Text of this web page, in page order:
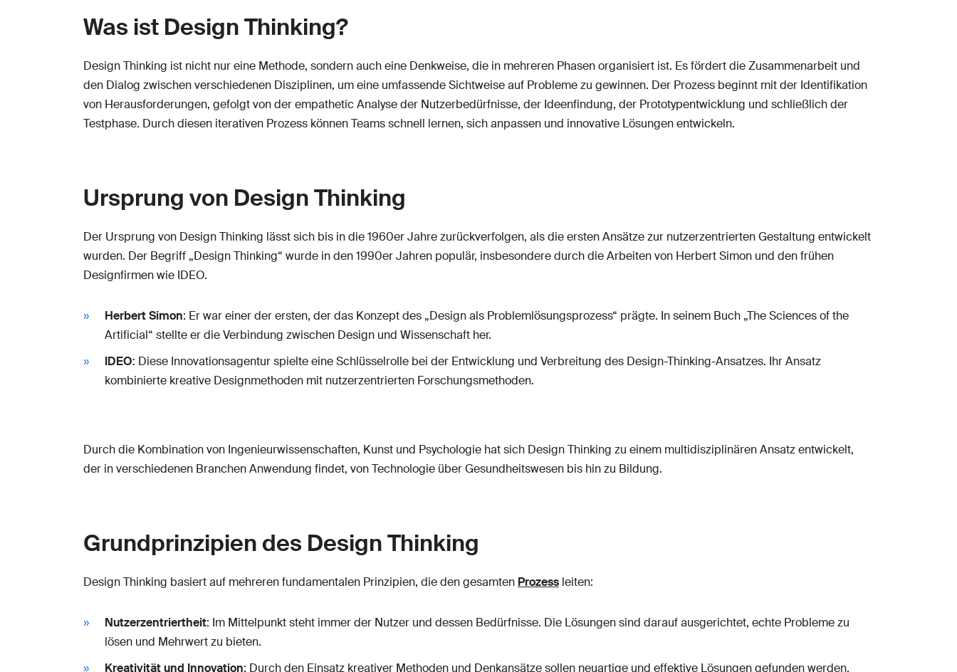
Was ist Design Thinking?
Design Thinking ist nicht nur eine Methode, sondern auch eine Denkweise, die in mehreren Phasen organisiert ist. Es fördert die Zusammenarbeit und
den Dialog zwischen verschiedenen Disziplinen, um eine umfassende Sichtweise auf Probleme zu gewinnen. Der Prozess beginnt mit der Identifikation
von Herausforderungen, gefolgt von der empathetic Analyse der Nutzerbedürfnisse, der Ideenfindung, der Prototypentwicklung und schließlich der
Testphase. Durch diesen iterativen Prozess können Teams schnell lernen, sich anpassen und innovative Lösungen entwickeln.
Ursprung von Design Thinking
Der Ursprung von Design Thinking lässt sich bis in die 1960er Jahre zurückverfolgen, als die ersten Ansätze zur nutzerzentrierten Gestaltung entwickelt
wurden. Der Begriff „Design Thinking“ wurde in den 1990er Jahren populär, insbesondere durch die Arbeiten von Herbert Simon und den frühen
Designfirmen wie IDEO.
Herbert Simon: Er war einer der ersten, der das Konzept des „Design als Problemlösungsprozess“ prägte. In seinem Buch „The Sciences of the
Artificial“ stellte er die Verbindung zwischen Design und Wissenschaft her.
IDEO: Diese Innovationsagentur spielte eine Schlüsselrolle bei der Entwicklung und Verbreitung des Design-Thinking-Ansatzes. Ihr Ansatz
kombinierte kreative Designmethoden mit nutzerzentrierten Forschungsmethoden.
Durch die Kombination von Ingenieurwissenschaften, Kunst und Psychologie hat sich Design Thinking zu einem multidisziplinären Ansatz entwickelt,
der in verschiedenen Branchen Anwendung findet, von Technologie über Gesundheitswesen bis hin zu Bildung.
Grundprinzipien des Design Thinking
Design Thinking basiert auf mehreren fundamentalen Prinzipien, die den gesamten Prozess leiten:
Nutzerzentriertheit: Im Mittelpunkt steht immer der Nutzer und dessen Bedürfnisse. Die Lösungen sind darauf ausgerichtet, echte Probleme zu
lösen und Mehrwert zu bieten.
Kreativität und Innovation: Durch den Einsatz kreativer Methoden und Denkansätze sollen neuartige und effektive Lösungen gefunden werden.